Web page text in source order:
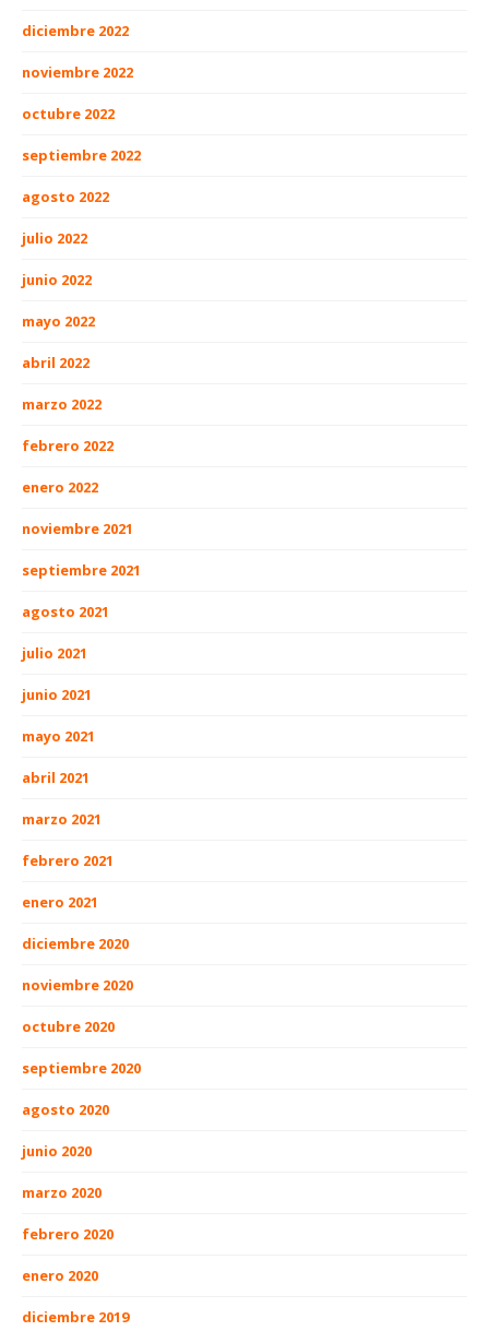
diciembre 2022
noviembre 2022
octubre 2022
septiembre 2022
agosto 2022
julio 2022
junio 2022
mayo 2022
abril 2022
marzo 2022
febrero 2022
enero 2022
noviembre 2021
septiembre 2021
agosto 2021
julio 2021
junio 2021
mayo 2021
abril 2021
marzo 2021
febrero 2021
enero 2021
diciembre 2020
noviembre 2020
octubre 2020
septiembre 2020
agosto 2020
junio 2020
marzo 2020
febrero 2020
enero 2020
diciembre 2019